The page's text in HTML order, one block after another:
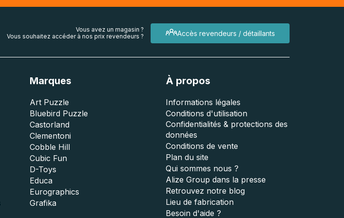
Accès revendeurs / détaillants
Vous avez un magasin ?
Vous souhaitez accéder à nos prix revendeurs ?
Marques
Art Puzzle
Bluebird Puzzle
Castorland
Clementoni
Cobble Hill
Cubic Fun
D-Toys
Educa
Eurographics
Grafika
À propos
Informations légales
Conditions d'utilisation
Confidentialités & protections des
données
Conditions de vente
Plan du site
Qui sommes nous ?
Alize Group dans la presse
Retrouvez notre blog
Lieu de fabrication
Besoin d'aide ?